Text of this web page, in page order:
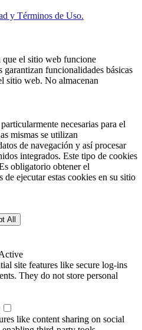
y Términos de Uso.
que el sitio web funcione
garantizan funcionalidades básicas
sitio web. No almacenan
necesarias para el
mismas se utilizan
de navegación y así procesar
integrados. Este tipo de cookies
obligatorio obtener el
ejecutar estas cookies en su sitio
All
site features like secure log-ins
They do not store personal
like content sharing on social